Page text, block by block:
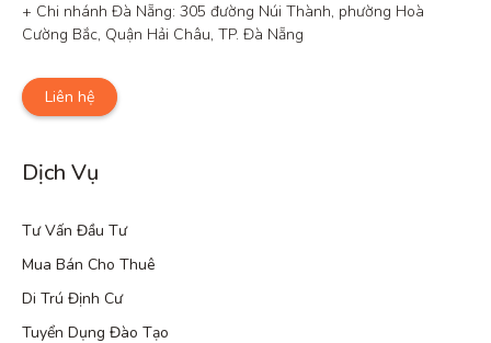
+ Chi nhánh Đà Nẵng: 305 đường Núi Thành, phường Hoà
Cường Bắc, Quận Hải Châu, TP. Đà Nẵng
Liên hệ
Dịch Vụ
Tư Vấn Đầu Tư
Mua Bán Cho Thuê
Di Trú Định Cư
Tuyển Dụng Đào Tạo